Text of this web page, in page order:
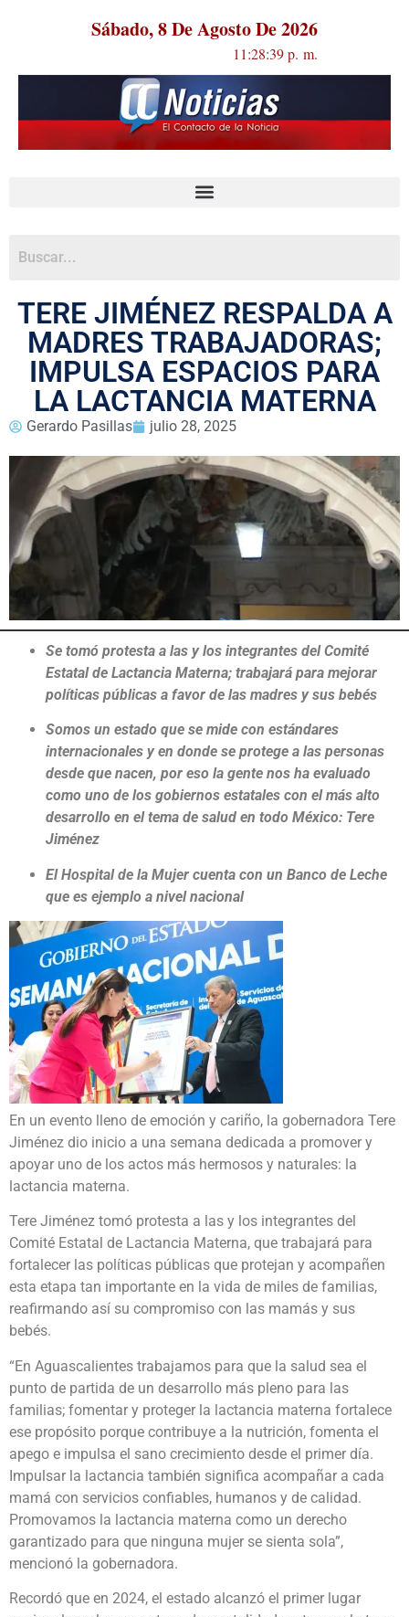
Sábado, 8 De Agosto De 2026
11:28:40 p. m.
TERE JIMÉNEZ RESPALDA A
MADRES TRABAJADORAS;
IMPULSA ESPACIOS PARA
LA LACTANCIA MATERNA
Gerardo Pasillas julio 28, 2025
Se tomó protesta a las y los integrantes del Comité
Estatal de Lactancia Materna; trabajará para mejorar
políticas públicas a favor de las madres y sus bebés
Somos un estado que se mide con estándares
internacionales y en donde se protege a las personas
desde que nacen, por eso la gente nos ha evaluado
como uno de los gobiernos estatales con el más alto
desarrollo en el tema de salud en todo México: Tere
Jiménez
El Hospital de la Mujer cuenta con un Banco de Leche
que es ejemplo a nivel nacional
En un evento lleno de emoción y cariño, la gobernadora Tere
Jiménez dio inicio a una semana dedicada a promover y
apoyar uno de los actos más hermosos y naturales: la
lactancia materna.
Tere Jiménez tomó protesta a las y los integrantes del
Comité Estatal de Lactancia Materna, que trabajará para
fortalecer las políticas públicas que protejan y acompañen
esta etapa tan importante en la vida de miles de familias,
reafirmando así su compromiso con las mamás y sus
bebés.
“En Aguascalientes trabajamos para que la salud sea el
punto de partida de un desarrollo más pleno para las
familias; fomentar y proteger la lactancia materna fortalece
ese propósito porque contribuye a la nutrición, fomenta el
apego e impulsa el sano crecimiento desde el primer día.
Impulsar la lactancia también significa acompañar a cada
mamá con servicios confiables, humanos y de calidad.
Promovamos la lactancia materna como un derecho
garantizado para que ninguna mujer se sienta sola”,
mencionó la gobernadora.
Recordó que en 2024, el estado alcanzó el primer lugar